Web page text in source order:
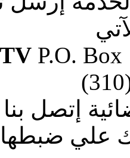
P.O. Box
إتصل بنا
علي ضبطها